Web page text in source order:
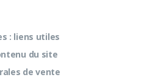
: liens utiles
du site
de vente